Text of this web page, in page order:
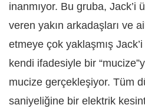
inanmıyor. Bu gruba, Jack’i
veren yakın arkadaşları ve
etmeye çok yaklaşmış
kendi ifadesiyle bir
mucize gerçekleşiyor. Tüm
saniyeliğine bir elektrik